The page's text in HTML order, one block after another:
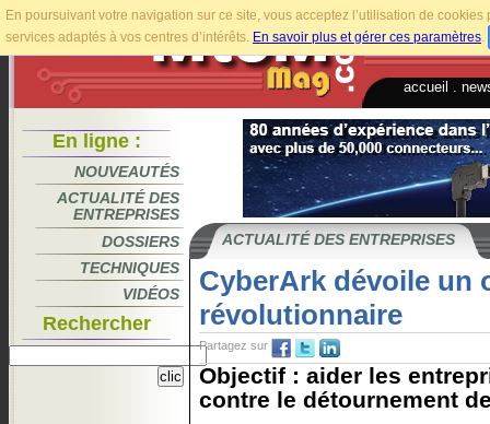
En poursuivant votre navigation sur ce site, vous acceptez l’utilisation de
services adaptés à vos centres d’intérêts. En savoir plus et gérer ces paramètres.
accueil
En ligne :
NOUVEAUTÉS
ACTUALITÉ DES
ENTREPRISES
DOSSIERS
TECHNIQUES
VIDÉOS
Rechercher
ACTUALITÉ DES ENTREPRISES
CyberArk dévoile un
révolutionnaire
Partagez sur
Objectif : aider les
contre le détournement